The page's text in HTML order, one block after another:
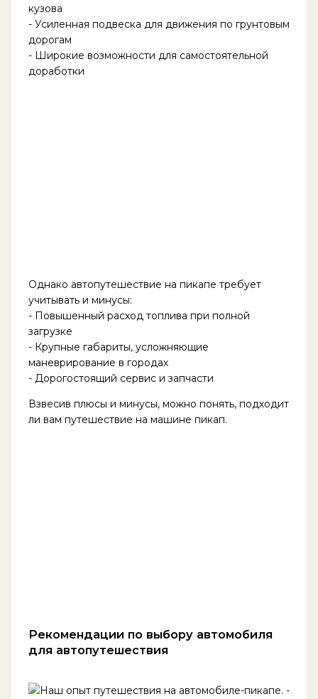
кузова
- Усиленная подвеска для движения по грунтовым
дорогам
- Широкие возможности для самостоятельной
доработки
Однако автопутешествие на пикапе требует
учитывать и минусы:
- Повышенный расход топлива при полной
загрузке
- Крупные габариты, усложняющие
маневрирование в городах
- Дорогостоящий сервис и запчасти
Взвесив плюсы и минусы, можно понять, подходит
ли вам путешествие на машине пикап.
Рекомендации по выбору автомобиля
для автопутешествия